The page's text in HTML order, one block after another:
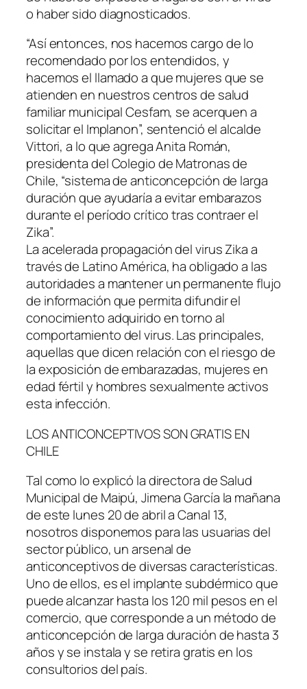
o haber sido diagnosticados.
“Así entonces, nos hacemos cargo de lo
recomendado por los entendidos, y
hacemos el llamado a que mujeres que se
atienden en nuestros centros de salud
familiar municipal Cesfam, se acerquen a
solicitar el Implanon”, sentenció el alcalde
Vittori, a lo que agrega Anita Román,
presidenta del Colegio de Matronas de
Chile, “sistema de anticoncepción de larga
duración que ayudaría a evitar embarazos
durante el período crítico tras contraer el
Zika”.
La acelerada propagación del virus Zika a
través de Latino América, ha obligado a las
autoridades a mantener un permanente flujo
de información que permita difundir el
conocimiento adquirido en torno al
comportamiento del virus. Las principales,
aquellas que dicen relación con el riesgo de
la exposición de embarazadas, mujeres en
edad fértil y hombres sexualmente activos
esta infección.
LOS ANTICONCEPTIVOS SON GRATIS EN
CHILE
Tal como lo explicó la directora de Salud
Municipal de Maipú, Jimena García la mañana
de este lunes 20 de abril a Canal 13,
nosotros disponemos para las usuarias del
sector público, un arsenal de
anticonceptivos de diversas características.
Uno de ellos, es el implante subdérmico que
puede alcanzar hasta los 120 mil pesos en el
comercio, que corresponde a un método de
anticoncepción de larga duración de hasta 3
años y se instala y se retira gratis en los
consultorios del país.